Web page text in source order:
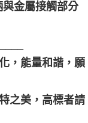
金屬接觸部分
，能量和諧，願
之美，高標者請